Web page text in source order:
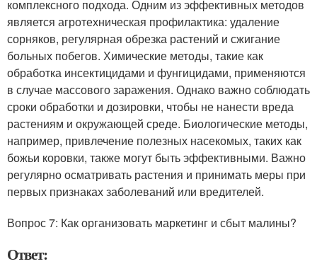
комплексного подхода. Одним из эффективных методов
является агротехническая профилактика: удаление
сорняков, регулярная обрезка растений и сжигание
больных побегов. Химические методы, такие как
обработка инсектицидами и фунгицидами, применяются
в случае массового заражения. Однако важно соблюдать
сроки обработки и дозировки, чтобы не нанести вреда
растениям и окружающей среде. Биологические методы,
например, привлечение полезных насекомых, таких как
божьи коровки, также могут быть эффективными. Важно
регулярно осматривать растения и принимать меры при
первых признаках заболеваний или вредителей.
Вопрос 7: Как организовать маркетинг и сбыт малины?
Ответ: